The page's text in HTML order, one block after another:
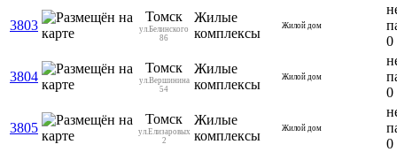
3803
Томск
ул.Белинского
86
Жилые
комплексы
Жилой дом
0
3804
Томск
ул.Вершинина
54
Жилые
комплексы
Жилой дом
0
3805
Томск
ул.Елизаровых
2
Жилые
комплексы
Жилой дом
0